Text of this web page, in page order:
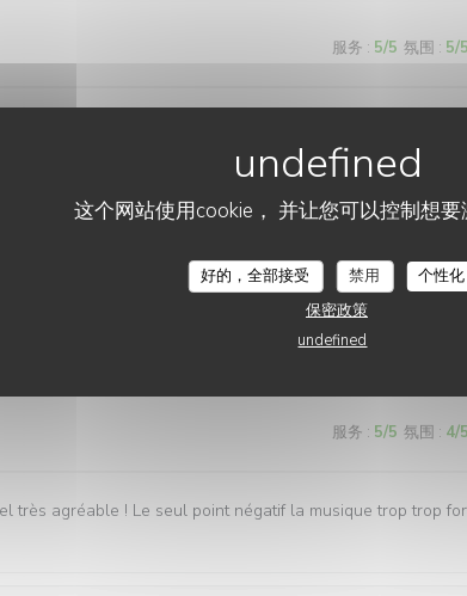
这个网站使用cookie， 并让您可以控制想要
好的，全部接受 禁用
个性化
保密政策
undefined
服务 : 5/5 氛围 : 5/5
bons plats, cadre magnifique, service au top !!!!
服务 : 5/5 氛围 : 4/5
très agréable ! Le seul point négatif la musique trop trop